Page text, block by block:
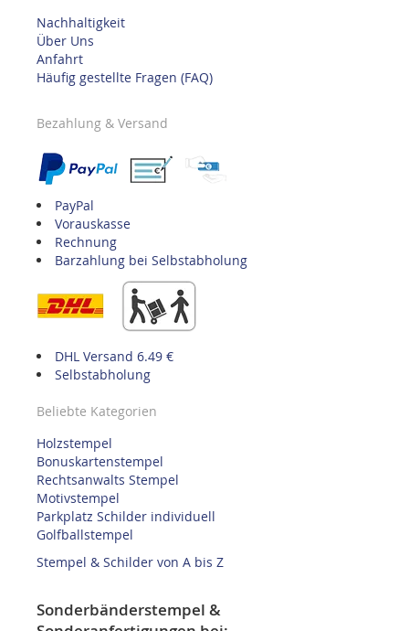
Nachhaltigkeit
Über Uns
Anfahrt
Häufig gestellte Fragen (FAQ)
Bezahlung & Versand
PayPal
Vorauskasse
Rechnung
Barzahlung bei Selbstabholung
DHL Versand 6.49 €
Selbstabholung
Beliebte Kategorien
Holzstempel
Bonuskartenstempel
Rechtsanwalts Stempel
Motivstempel
Parkplatz Schilder individuell
Golfballstempel
Stempel & Schilder von A bis Z
Sonderbänderstempel &